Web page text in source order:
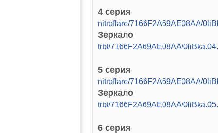
4 серия
nitroflare/7166F2A69AE08AA/
Зеркало
trbt/7166F2A69AE08AA/
5 серия
nitroflare/7166F2A69AE08AA/
Зеркало
trbt/7166F2A69AE08AA/
6 серия